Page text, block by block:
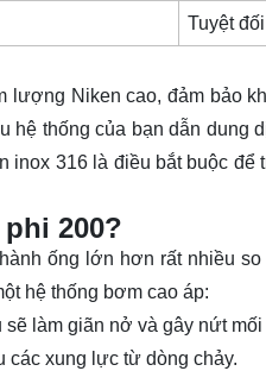
Tuyệt đối
lượng Niken cao, đảm bảo
thống của bạn dẫn dung
316 là điều bắt buộc để
200?
ống lớn hơn rất nhiều
hệ thống bơm cao áp:
làm giãn nở và gây nứt mối
các xung lực từ dòng chảy.